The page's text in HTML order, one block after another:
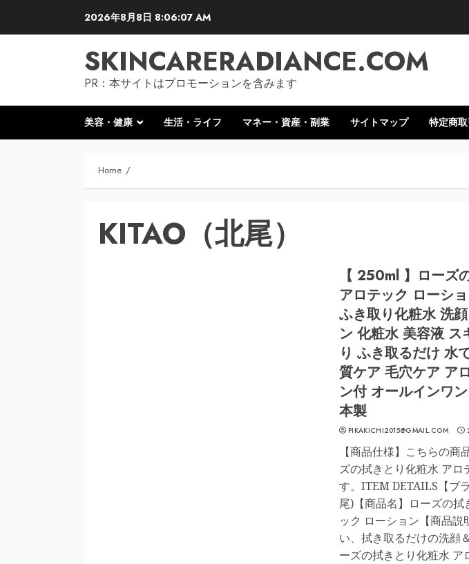
2026年8月8日 8:06:08 AM
SKINCARERADIANCE.COM
PR：本サイトはプロモーションを含みます
美容・健康 生活・ライフ マネー・資産・副業 サイトマップ 特定商
Home
KITAO（北尾）
【 250ml 】ローズ
アロテック ローシ
ふき取り化粧水 洗
ン 化粧水 美容液 ス
り ふき取るだけ 水
質ケア 毛穴ケア ア
ン付 オールインワ
本製
PIKAKICHI2015@GMAIL.COM
【商品仕様】こちらの
ズの拭きとり化粧水 アロ
す。ITEM DETAILS【ブ
尾)【商品名】ローズの拭
ック ローション【商品説
い、拭き取るだけの洗顔
ーズの拭きとり化粧水 ア